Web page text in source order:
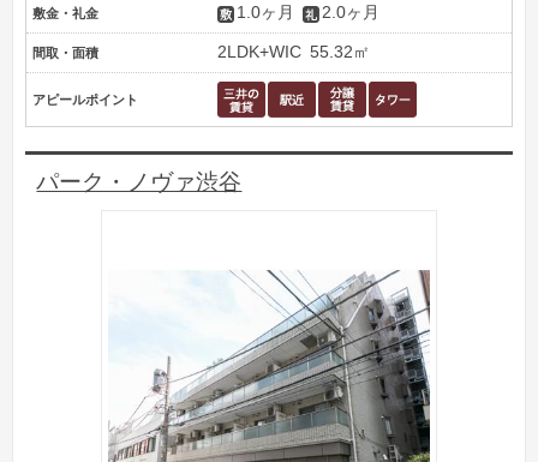
敷金・礼金 1.0ヶ月 2.0ヶ月
間取・面積 2LDK+WIC 55.32㎡
アピールポイント
パーク・ノヴァ渋谷